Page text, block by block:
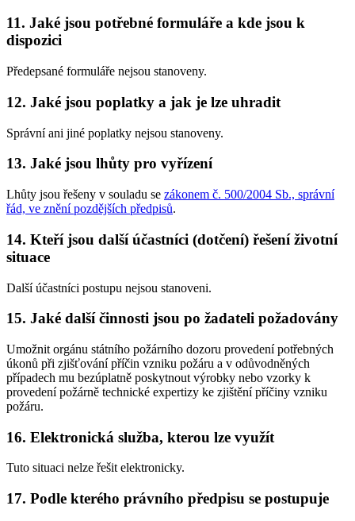
11. Jaké jsou potřebné formuláře a kde jsou k
dispozici
Předepsané formuláře nejsou stanoveny.
12. Jaké jsou poplatky a jak je lze uhradit
Správní ani jiné poplatky nejsou stanoveny.
13. Jaké jsou lhůty pro vyřízení
Lhůty jsou řešeny v souladu se zákonem č. 500/2004 Sb., správní
řád, ve znění pozdějších předpisů.
14. Kteří jsou další účastníci (dotčení) řešení životní
situace
Další účastníci postupu nejsou stanoveni.
15. Jaké další činnosti jsou po žadateli požadovány
Umožnit orgánu státního požárního dozoru provedení potřebných
úkonů při zjišťování příčin vzniku požáru a v odůvodněných
případech mu bezúplatně poskytnout výrobky nebo vzorky k
provedení požárně technické expertizy ke zjištění příčiny vzniku
požáru.
16. Elektronická služba, kterou lze využít
Tuto situaci nelze řešit elektronicky.
17. Podle kterého právního předpisu se postupuje